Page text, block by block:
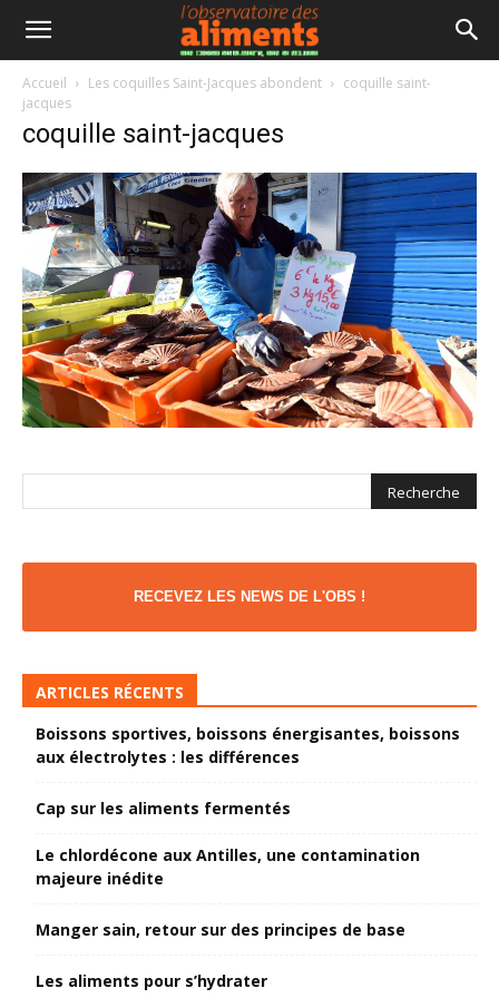
Accueil Les coquilles Saint-Jacques abondent
coquille saint-
jacques
coquille saint-jacques
RECEVEZ LES NEWS DE L'OBS !
ARTICLES RÉCENTS
Boissons sportives, boissons énergisantes, boissons
aux électrolytes : les différences
Cap sur les aliments fermentés
Le chlordécone aux Antilles, une contamination
majeure inédite
Manger sain, retour sur des principes de base
Les aliments pour s’hydrater